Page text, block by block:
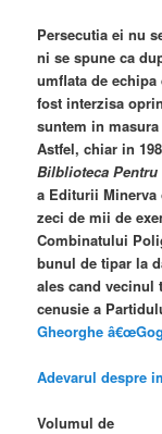
Persecutia ei nu
ni se spune ca
umflata de echipa
fost interzisa
suntem in
Astfel, chiar in
Bilblioteca Pentru
a Editurii Minerva
zeci de mii de
Combinatului
bunul de tipar la
ales cand vecinul
cenusie a
Gheorghe
Adevarul despre
Volumul de